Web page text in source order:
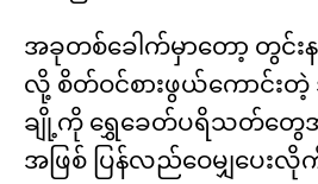
အခုတစ်ခေါက်မှာတော့ တွ
လို့ စိတ်ဝင်စားဖွယ်ကောင်
ချို့ကို ရွှေခေတ်ပရိသတ်တွ
အဖြစ် ပြန်လည်ဝေမျှပေး